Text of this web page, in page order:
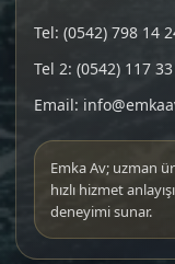
Tel: (0542) 798 14
Tel 2: (0542) 117
Email:
Emka Av; uzman
hızlı hizmet
deneyimi sunar.